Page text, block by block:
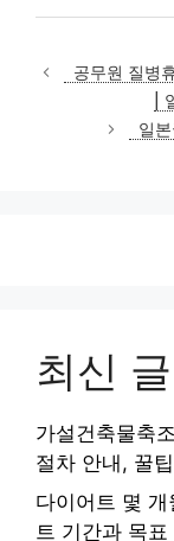
공무원 질병
|
일
최신 글
가설건축물축
절차 안내, 꿀
다이어트 몇
트 기간과 목